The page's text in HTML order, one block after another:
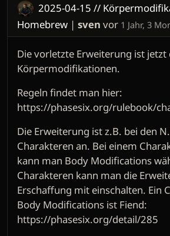
2025-04-15 //
Homebrew | sven vor 1 Jahr, 3
Die vorletzte Erweiterung ist jetzt
Körpermodifikationen.
Regeln findet man hier:
https://phasesix.org/rulebook/
Die Erweiterung ist z.B. bei den
Charakteren an. Bei einem
kann man Body Modifications
Charakteren kann man die
Erschaffung mit einschalten. Ein
Body Modifications ist Fiend:
https://phasesix.org/detail/285